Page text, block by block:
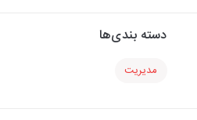
دسته بندی‌ها
مدیریت